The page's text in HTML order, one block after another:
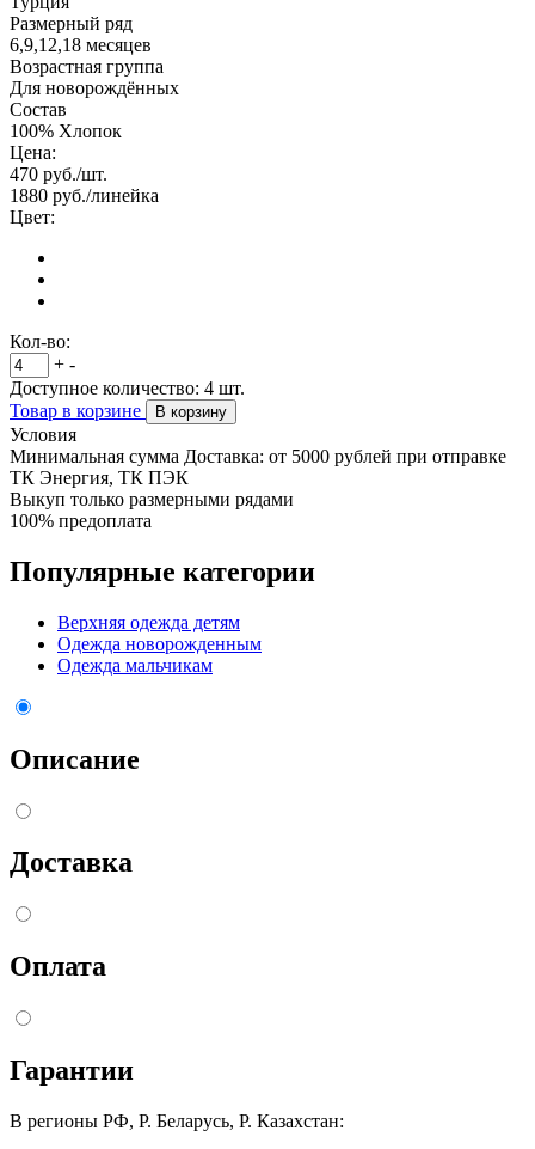
Размерный ряд
6,9,12,18 месяцев
Возрастная группа
Для новорождённых
Состав
100% Хлопок
Цена:
470 руб./шт.
1880 руб./линейка
Цвет:
Кол-во:
+ -
Доступное количество: 4 шт.
Товар в корзине
В корзину
Условия
Минимальная сумма Доставка: от 5000 рублей при отправке
ТК Энергия, ТК ПЭК
Выкуп только размерными рядами
100% предоплата
Популярные категории
Верхняя одежда детям
Одежда новорожденным
Одежда мальчикам
Описание
Доставка
Оплата
Гарантии
В регионы РФ, Р. Беларусь, Р. Казахстан: